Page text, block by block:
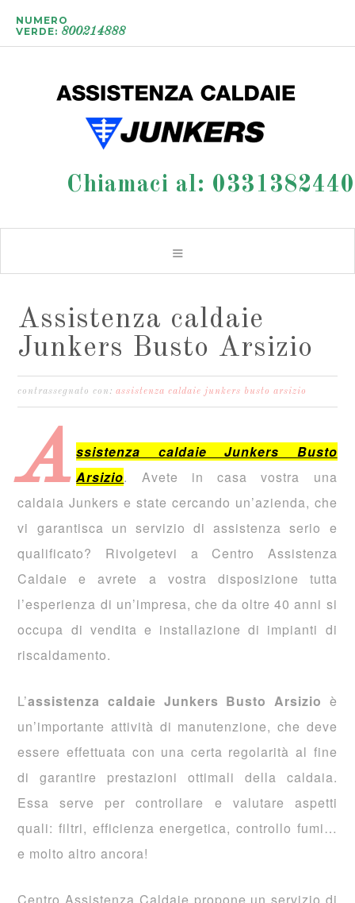
NUMERO
VERDE: 800214888
Chiamaci al: 0331382440
Assistenza caldaie
Junkers Busto Arsizio
contrassegnato con:assistenza caldaie junkers busto arsizio
A ssistenza caldaie Junkers Busto
Arsizio. Avete in casa vostra una
caldaia Junkers e state cercando un’azienda, che
vi garantisca un servizio di assistenza serio e
qualificato? Rivolgetevi a Centro Assistenza
Caldaie e avrete a vostra disposizione tutta
l’esperienza di un’impresa, che da oltre 40 anni si
occupa di vendita e installazione di impianti di
riscaldamento.
L’assistenza caldaie Junkers Busto Arsizio è
un’importante attività di manutenzione, che deve
essere effettuata con una certa regolarità al fine
di garantire prestazioni ottimali della caldaia.
Essa serve per controllare e valutare aspetti
quali: filtri, efficienza energetica, controllo fumi…
e molto altro ancora!